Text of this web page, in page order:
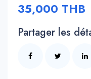
35,000 THB
Partager les